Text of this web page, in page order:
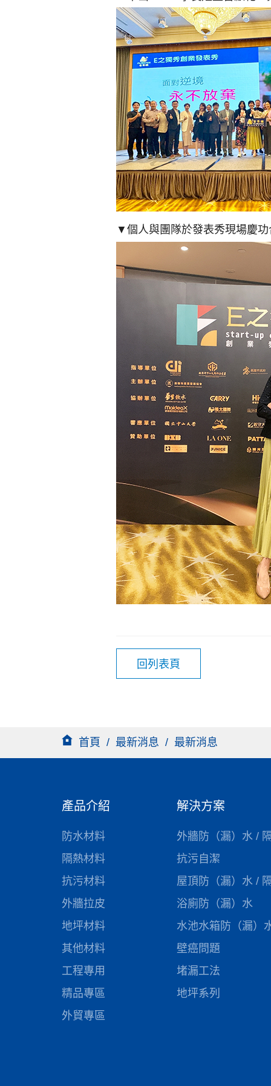
▼個人與團隊於發表秀現場慶功
回列表頁
首頁 / 最新消息 / 最新消息
產品介紹
防水材料
隔熱材料
抗污材料
外牆拉皮
地坪材料
其他材料
工程專用
精品專區
外貿專區
解決方案
外牆防（漏）水 /
抗污自潔
屋頂防（漏）水 /
浴廁防（漏）水
水池水箱防（漏）
壁癌問題
堵漏工法
地坪系列